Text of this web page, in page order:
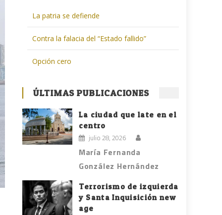
La patria se defiende
Contra la falacia del “Estado fallido”
Opción cero
ÚLTIMAS PUBLICACIONES
La ciudad que late en el
centro
julio 28, 2026
María Fernanda
González Hernández
Terrorismo de izquierda
y Santa Inquisición new
age